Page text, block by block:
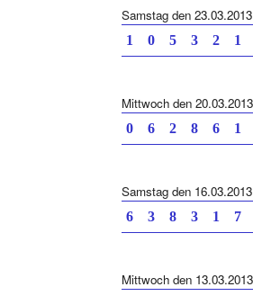
Samstag den 23.03.2013
1 0 5 3 2 1
Mittwoch den 20.03.2013
0 6 2 8 6 1
Samstag den 16.03.2013
6 3 8 3 1 7
Mittwoch den 13.03.2013